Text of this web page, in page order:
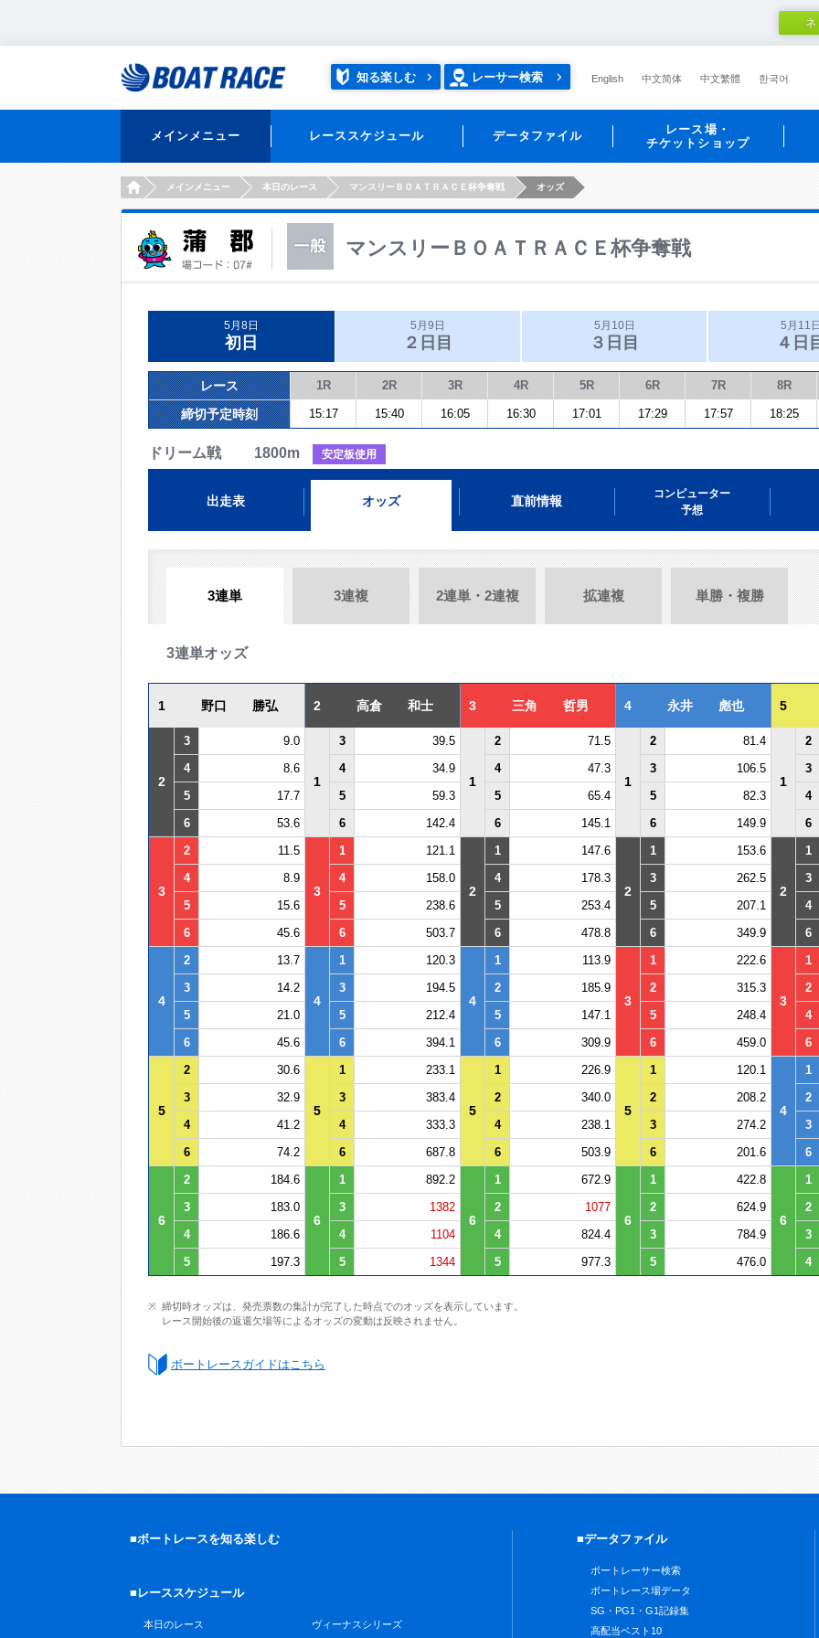
知る楽しむ レーサー検索 English 中文简体 中文繁體 한국어
メインメニュー レーススケジュール データファイル
レース場・
チケットショップ
HOMEメインメニュー 本日のレース マンスリーＢＯＡＴＲＡＣＥ杯争奪戦 オッズ
マンスリーＢＯＡＴＲＡＣＥ杯争奪戦
5月8日
初日
5月9日
２日目
5月10日
３日目
5月11
４日
レース 1R 2R 3R 4R 5R 6R 7R 8R
締切予定時刻 15:17 15:40 16:05 16:30 17:01 17:29 17:57 18:25
ドリーム戦 1800m 安定板使用
出走表 オッズ 直前情報
コンピューター
予想
3連単 3連複 2連単・2連複 拡連複 単勝・複勝
3連単オッズ
1 野口 勝弘 2 高倉 和士 3 三角 哲男 4 永井 彪也 5
2
3 9.0
1
3 39.5
1
2 71.5
1
2 81.4
1
2
4
8.6 4 34.9 4 47.3 3 106.5
3
5
17.7 5 59.3 5 65.4 5 82.3
4
6
53.6 6 142.4 6 145.1 6 149.9 6
3
2 11.5
3
1 121.1
2
1 147.6
2
1 153.6
2
1
4
8.9 4 158.0 4 178.3 3 262.5
3
5
15.6 5 238.6 5 253.4 5 207.1
4
6
45.6 6 503.7 6 478.8 6 349.9 6
4
2 13.7
4
1 120.3
4
1 113.9
3
1 222.6
3
1
3
14.2 3 194.5 2 185.9 2 315.3
2
5
21.0 5 212.4 5 147.1 5 248.4
4
6
45.6 6 394.1 6 309.9 6 459.0 6
5
2 30.6
5
1 233.1
5
1 226.9
5
1 120.1
4
1
3
32.9 3 383.4 2 340.0 2 208.2
2
4
41.2 4 333.3 4 238.1 3 274.2
3
6
74.2 6 687.8 6 503.9 6 201.6 6
6
2 184.6
6
1 892.2
6
1 672.9
6
1 422.8
6
1
3
183.0 3 1382 2 1077 2 624.9
2
4
186.6 4 1104 4 824.4 3 784.9
3
5
197.3 5 1344 5 977.3 5 476.0 4
締切時オッズは、発売票数の集計が完了した時点でのオッズを表示しています。
レース開始後の返還欠場等によるオッズの変動は反映されません。
ボートレースガイドはこちら
■ボートレースを知る楽しむ
■レーススケジュール
本日のレース ヴィーナスシリーズ
■データファイル
ボートレーサー検索
ボートレース場データ
SG・PG1・G1記録集
高配当ベスト10